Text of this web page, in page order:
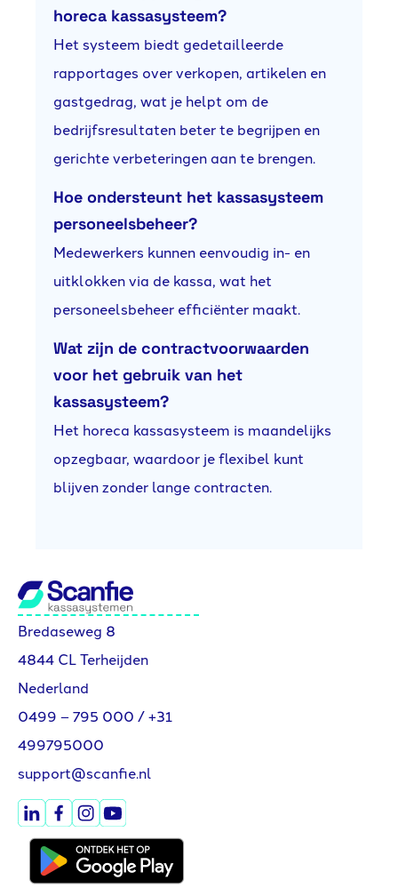
horeca kassasysteem?
Het systeem biedt gedetailleerde
rapportages over verkopen, artikelen en
gastgedrag, wat je helpt om de
bedrijfsresultaten beter te begrijpen en
gerichte verbeteringen aan te brengen.
Hoe ondersteunt het kassasysteem
personeelsbeheer?
Medewerkers kunnen eenvoudig in- en
uitklokken via de kassa, wat het
personeelsbeheer efficiënter maakt.
Wat zijn de contractvoorwaarden
voor het gebruik van het
kassasysteem?
Het horeca kassasysteem is maandelijks
opzegbaar, waardoor je flexibel kunt
blijven zonder lange contracten.
Bredaseweg 8
4844 CL Terheijden
Nederland
0499 – 795 000 /+31
499795000
support@scanfie.nl